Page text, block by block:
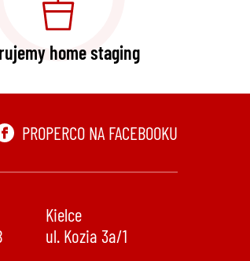
home staging
PROPERCO NA FACEBOOKU
Kielce
ul. Kozia 3a/1